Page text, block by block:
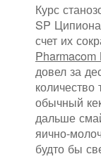
Курс
SP
счет их
Pharmacom
довел за
обычный
дальше
яично-
будто бы